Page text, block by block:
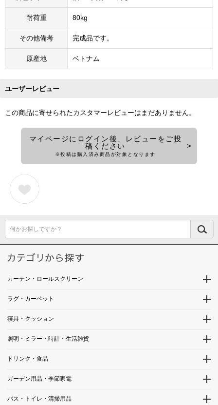
耐荷重 80kg
その他備考 完成品です。
原産地 ベトナム
ユーザーレビュー
この商品に寄せられたカスタマーレビューはまだありません。
マイページにログイン後、レビューをご投
稿ください
※投稿は購入済み商品が対象となります
何かお探しですか？
カーテン・ロールスクリーン
ラグ・カーペット
寝具・クッション
照明・ミラー・時計・生活雑貨
ドリンク・食品
ガーデン用品・季節家電
バス・トイレ・清掃用品